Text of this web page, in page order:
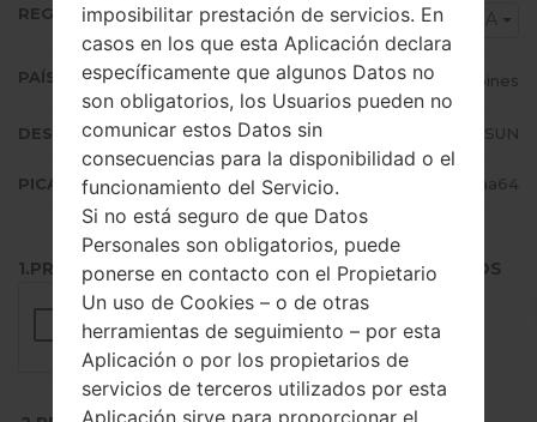
REGIÓN SMA
PAÍS (UN/EL PAÍS) Philippines
DESCRIPCIÓN Red Mobile, Smart, SUN
PICADILLO 536c288a15771fedc48036100326aa64
1.PRESIONE EL BOTÓN PARA CARGAR LOS ARCHIVOS
imposibilitar prestación de servicios. En
casos en los que esta Aplicación declara
específicamente que algunos Datos no
son obligatorios, los Usuarios pueden no
comunicar estos Datos sin
consecuencias para la disponibilidad o el
funcionamiento del Servicio.
Si no está seguro de que Datos
Personales son obligatorios, puede
ponerse en contacto con el Propietario
Un uso de Cookies – o de otras
herramientas de seguimiento – por esta
Aplicación o por los propietarios de
servicios de terceros utilizados por esta